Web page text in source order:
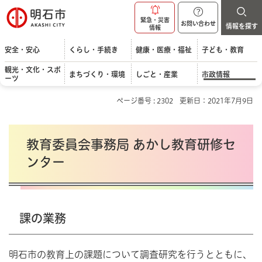
明石市
緊急・災害
情報
お問い合わせ 情報を探す
安全・安心 くらし・手続き 健康・医療・福祉 子ども・教育
観光・文化・スポ
ーツ
まちづくり・環境 しごと・産業 市政情報
ページ番号 : 2302 更新日：2021年7月9日
教育委員会事務局 あかし教育研修セ
ンター
課の業務
明石市の教育上の課題について調査研究を行うとともに、